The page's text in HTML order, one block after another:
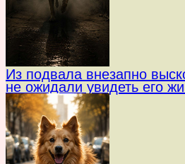
Из подвала внезапно
не ожидали увидеть его